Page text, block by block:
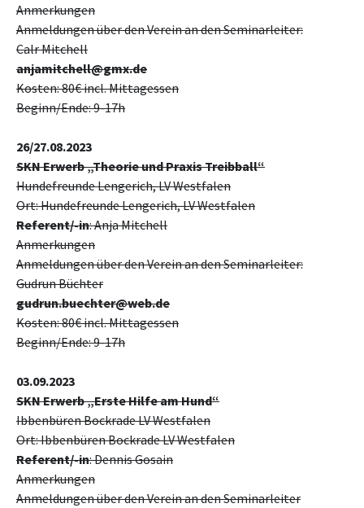
Anmerkungen
Anmeldungen über den Verein an den Seminarleiter:
Calr Mitchell
anjamitchell@gmx.de
Kosten: 80€ incl. Mittagessen
Beginn/Ende: 9-17h
26/27.08.2023
SKN Erwerb „Theorie und Praxis Treibball“
Hundefreunde Lengerich, LV Westfalen
Ort: Hundefreunde Lengerich, LV Westfalen
Referent/-in: Anja Mitchell
Anmerkungen
Anmeldungen über den Verein an den Seminarleiter:
Gudrun Büchter
gudrun.buechter@web.de
Kosten: 80€ incl. Mittagessen
Beginn/Ende: 9-17h
03.09.2023
SKN Erwerb „Erste Hilfe am Hund“
Ibbenbüren Bockrade LV Westfalen
Ort: Ibbenbüren Bockrade LV Westfalen
Referent/-in: Dennis Gosain
Anmerkungen
Anmeldungen über den Verein an den Seminarleiter